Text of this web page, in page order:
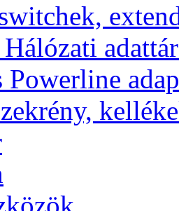
Powerline